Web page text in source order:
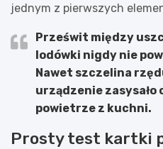
jednym z pierwszych
Prześwit między
lodówki nigdy nie
Nawet szczelina
urządzenie zasysało
powietrze z kuchni.
Prosty test kartki